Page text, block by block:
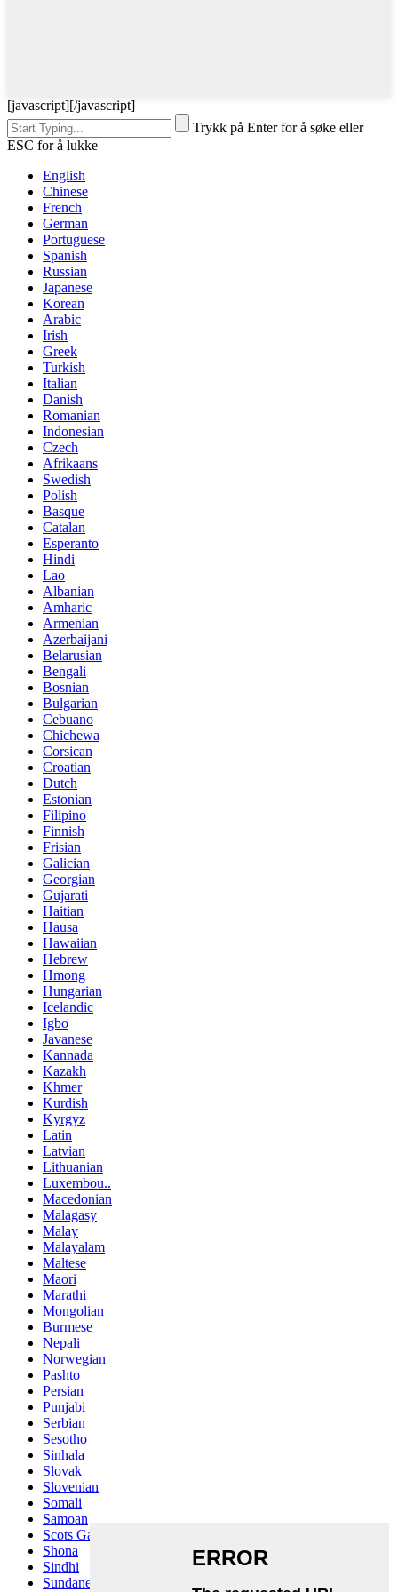
[javascript][/javascript]
Trykk på Enter for å søke eller
ESC for å lukke
English
Chinese
French
German
Portuguese
Spanish
Russian
Japanese
Korean
Arabic
Irish
Greek
Turkish
Italian
Danish
Romanian
Indonesian
Czech
Afrikaans
Swedish
Polish
Basque
Catalan
Esperanto
Hindi
Lao
Albanian
Amharic
Armenian
Azerbaijani
Belarusian
Bengali
Bosnian
Bulgarian
Cebuano
Chichewa
Corsican
Croatian
Dutch
Estonian
Filipino
Finnish
Frisian
Galician
Georgian
Gujarati
Haitian
Hausa
Hawaiian
Hebrew
Hmong
Hungarian
Icelandic
Igbo
Javanese
Kannada
Kazakh
Khmer
Kurdish
Kyrgyz
Latin
Latvian
Lithuanian
Luxembou..
Macedonian
Malagasy
Malay
Malayalam
Maltese
Maori
Marathi
Mongolian
Burmese
Nepali
Norwegian
Pashto
Persian
Punjabi
Serbian
Sesotho
Sinhala
Slovak
Slovenian
Somali
Samoan
Scots Gaelic
Shona
Sindhi
Sundanese